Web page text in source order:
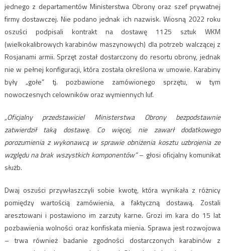
jednego z departamentów Ministerstwa Obrony oraz szef prywatnej
firmy dostawczej. Nie podano jednak ich nazwisk. Wiosną 2022 roku
oszuści podpisali kontrakt na dostawę 1125 sztuk WKM
(wielkokalibrowych karabinów maszynowych) dla potrzeb walczącej z
Rosjanami armii. Sprzęt został dostarczony do resortu obrony, jednak
nie w pełnej konfiguracji, która została określona w umowie. Karabiny
były „gołe” tj. pozbawione zamówionego sprzętu, w tym
nowoczesnych celowników oraz wymiennych luf.
„Oficjalny przedstawiciel Ministerstwa Obrony bezpodstawnie
zatwierdził taką dostawę. Co więcej, nie zawarł dodatkowego
porozumienia z wykonawcą w sprawie obniżenia kosztu uzbrojenia ze
względu na brak wszystkich komponentów”– głosi oficjalny komunikat
służb.
Dwaj oszuści przywłaszczyli sobie kwotę, która wynikała z różnicy
pomiędzy wartością zamówienia, a faktyczną dostawą. Zostali
aresztowani i postawiono im zarzuty karne. Grozi im kara do 15 lat
pozbawienia wolności oraz konfiskata mienia. Sprawa jest rozwojowa
– trwa również badanie zgodności dostarczonych karabinów z